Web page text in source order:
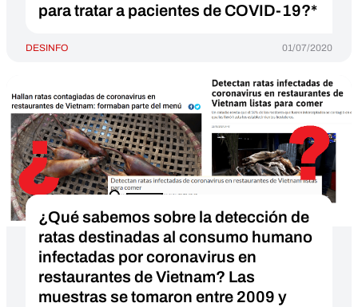
para tratar a pacientes de COVID-19?*
DESINFO 01/07/2020
¿Qué sabemos sobre la detección de
ratas destinadas al consumo humano
infectadas por coronavirus en
restaurantes de Vietnam? Las
muestras se tomaron entre 2009 y